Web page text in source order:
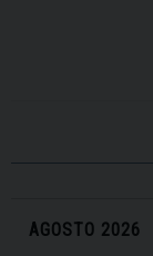
AGOSTO 2026